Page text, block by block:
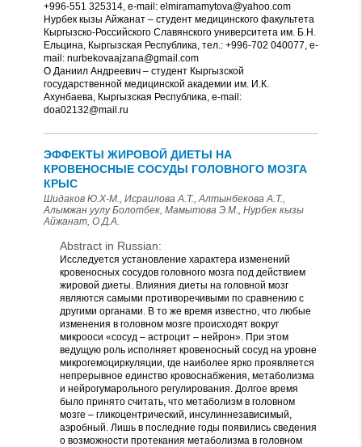
+996-551 325314, e-mail: elmiramamytova@yahoo.com
Нурбек кызы Айжанат – студент медицинского факультета
Кыргызско-Российского Славянского университета им. Б.Н.
Ельцина, Кыргызская Республика, тел.: +996-702 040077, e-
mail: nurbekovaajzana@gmail.com
О Даниил Андреевич – студент Кыргызской
государственной медицинской академии им. И.К.
Ахунбаева, Кыргызская Республика, е-mail:
doa02132@mail.ru
ЭФФЕКТЫ ЖИРОВОЙ ДИЕТЫ НА
КРОВЕНОСНЫЕ СОCУДЫ ГОЛОВНОГО МОЗГА
КРЫС
Шидаков Ю.Х-М., Исраилова А.Т., Алтынбекова А.Т.,
Алымжан уулу Болотбек, Мамытова Э.М., Нурбек кызы
Айжанат, О Д.А.
Abstract in Russian:
Исследуется установление характера изменений
кровеносных сосудов головного мозга под действием
жировой диеты. Влияния диеты на головной мозг
являются самыми противоречивыми по сравнению с
другими органами. В то же время известно, что любые
изменения в головном мозге происходят вокруг
микрооси «сосуд – астроцит – нейрон». При этом
ведущую роль исполняет кровеносный сосуд на уровне
микрогемоциркуляции, где наиболее ярко проявляется
непрерывное единство кровоснабжения, метаболизма
и нейрогумарольного регулирования. Долгое время
было принято считать, что метаболизм в головном
мозге – гликоцентрический, инсулиннезависимый,
аэробный. Лишь в последние годы появились сведения
о возможности протекания метаболизма в головном